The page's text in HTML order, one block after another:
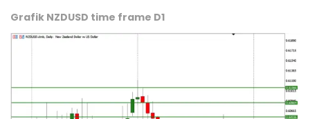
Grafik NZDUSD time frame D1